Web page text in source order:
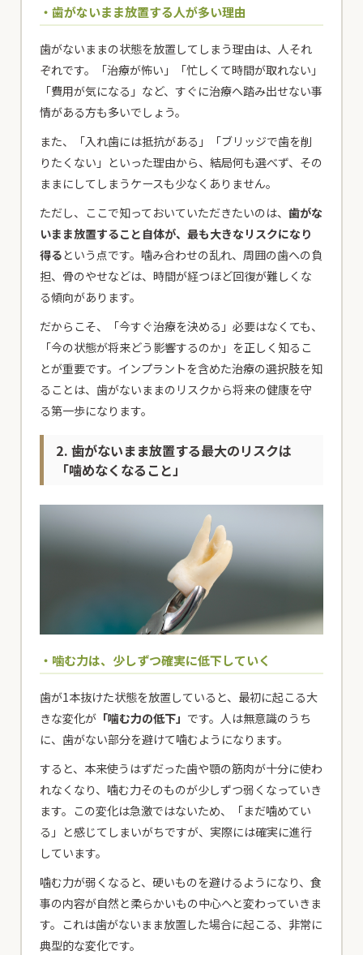
・歯がないまま放置する人が多い理由
歯がないままの状態を放置してしまう理由は、人それ
ぞれです。「治療が怖い」「忙しくて時間が取れない」
「費用が気になる」など、すぐに治療へ踏み出せない事
情がある方も多いでしょう。
また、「入れ歯には抵抗がある」「ブリッジで歯を削
りたくない」といった理由から、結局何も選べず、その
ままにしてしまうケースも少なくありません。
ただし、ここで知っておいていただきたいのは、歯がな
いまま放置すること自体が、最も大きなリスクになり
得るという点です。噛み合わせの乱れ、周囲の歯への負
担、骨のやせなどは、時間が経つほど回復が難しくな
る傾向があります。
だからこそ、「今すぐ治療を決める」必要はなくても、
「今の状態が将来どう影響するのか」を正しく知るこ
とが重要です。インプラントを含めた治療の選択肢を知
ることは、歯がないままのリスクから将来の健康を守
る第一歩になります。
2. 歯がないまま放置する最大のリスクは
「噛めなくなること」
・噛む力は、少しずつ確実に低下していく
歯が1本抜けた状態を放置していると、最初に起こる大
きな変化が 「噛む力の低下」 です。人は無意識のうち
に、歯がない部分を避けて噛むようになります。
すると、本来使うはずだった歯や顎の筋肉が十分に使わ
れなくなり、噛む力そのものが少しずつ弱くなっていき
ます。この変化は急激ではないため、「まだ噛めてい
る」と感じてしまいがちですが、実際には確実に進行
しています。
噛む力が弱くなると、硬いものを避けるようになり、食
事の内容が自然と柔らかいもの中心へと変わっていきま
す。これは歯がないまま放置した場合に起こる、非常に
典型的な変化です。
24時間初診専用WEB予約
患者様専用電話
24時間初診専用WEB予約